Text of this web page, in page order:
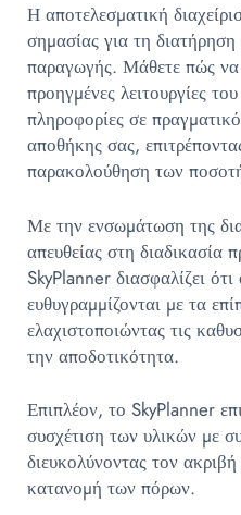
Η αποτελεσματική
σημασίας για τη
παραγωγής. Μάθετε πώς να
προηγμένες λειτουργίες
πληροφορίες σε
αποθήκης σας,
παρακολούθηση των
Με την ενσωμάτωση της
απευθείας στη διαδικασία
SkyPlanner διασφαλίζει
ευθυγραμμίζονται με τα
ελαχιστοποιώντας τις
την αποδοτικότητα.
Επιπλέον, το SkyPlanner
συσχέτιση των υλικών με
διευκολύνοντας τον
κατανομή των πόρων.